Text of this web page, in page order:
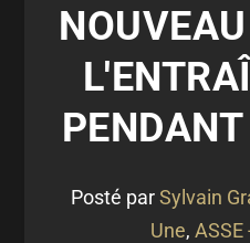
Posté parSylvain
Une,